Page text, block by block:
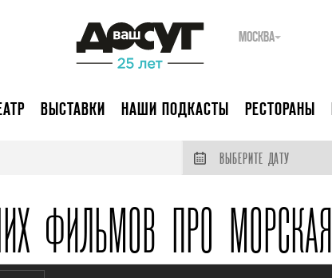
МОСКВА
ВЫСТАВКИ НАШИ ПОДКАСТЫ РЕСТОРАНЫ
ВЫБЕРИТЕ ДАТУ
ФИЛЬМОВ ПРО